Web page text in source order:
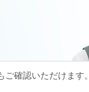
確認いただけます。